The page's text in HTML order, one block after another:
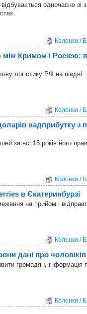
одночасно зі
Колонки /
Кримом і Росією:
логістику РФ на півдні.
Колонки /
надприбутку з
за всі 15 років його
Колонки /
в Єкатеринбурзі
на прийом і
Колонки /
дані про чоловіків
громадян, інформація
Колонки /